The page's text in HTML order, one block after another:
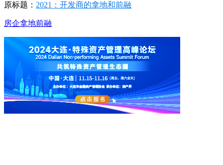
原标题： 2021：开发商的拿地和前融
房企拿地前融